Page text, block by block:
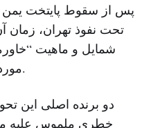
پس از سقوط پایتخت
تحت نفوذ تهران، زمان
شمایل و ماهیت
مورد مداقه و بازنگری قرار بگیرد.
دو برنده اصلی این
خطری ملموس علیه